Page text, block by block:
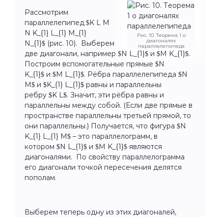
Рис. 10. Теорема 1 о
диагоналях
параллелепипеда
Рассмотрим
параллелепипед$K L M
N K_{1} L_{1} M_{1}
N_{1}$ (рис. 10). Выберем
две диагонали, например $N L_{1}$ и $M K_{1}$.
Построим вспомогательные прямые $N
K_{1}$ и $M L_{1}$. Рёбра параллелепипеда $N
M$ и $K_{1} L_{1}$ равны и параллельны
ребру $K L$. Значит, эти рёбра равны и
параллельны между собой. (Если две прямые в
пространстве параллельны третьей прямой, то
они параллельны.) Получается, что фигура $N
K_{1} L_{1} M$ – это параллелограмм, в
котором $N L_{1}$ и $M K_{1}$ являются
диагоналями. По свойству параллелограмма
его диагонали точкой пересечения делятся
пополам.
Выберем теперь одну из этих диагоналей,